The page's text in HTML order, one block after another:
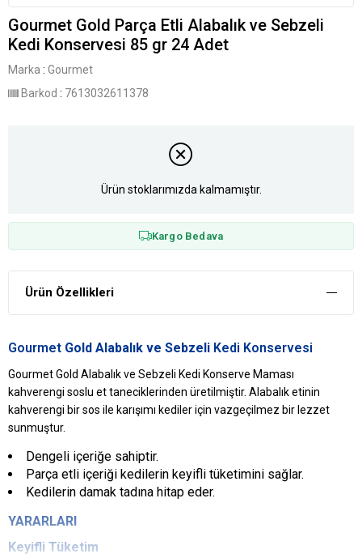
Gourmet Gold Parça Etli Alabalık ve Sebzeli
Kedi Konservesi 85 gr 24 Adet
Marka : Gourmet
Barkod : 7613032611378
Ürün stoklarımızda kalmamıştır.
Kargo Bedava
Ürün Özellikleri
Gourmet Gold Alabalık ve Sebzeli Kedi Konservesi
Gourmet Gold Alabalık ve Sebzeli Kedi Konserve Maması
kahverengi soslu et taneciklerinden üretilmiştir. Alabalık etinin
kahverengi bir sos ile karışımı kediler için vazgeçilmez bir lezzet
sunmuştur.
Dengeli içeriğe sahiptir.
Parça etli içeriği kedilerin keyifli tüketimini sağlar.
Kedilerin damak tadına hitap eder.
YARARLARI
Keyifli Tüketim